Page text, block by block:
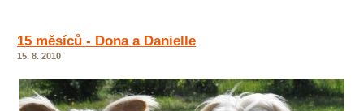
15 měsíců - Dona a Danielle
15. 8. 2010